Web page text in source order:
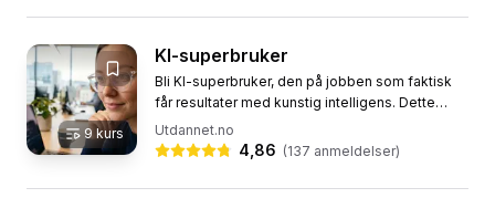
9 kurs
KI-superbruker
Bli KI-superbruker, den på jobben som faktisk
får resultater med kunstig intelligens. Dette
nettstudiet gir deg en komplett og praktisk
innføring i hele den...
Utdannet.no
4,86 (137 anmeldelser)